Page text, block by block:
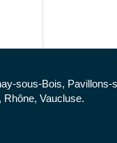
sous-Bois, Pavillons-
Rhône, Vaucluse.